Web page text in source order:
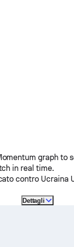
graph to
in real time.
contro Ucraina
Dettagli